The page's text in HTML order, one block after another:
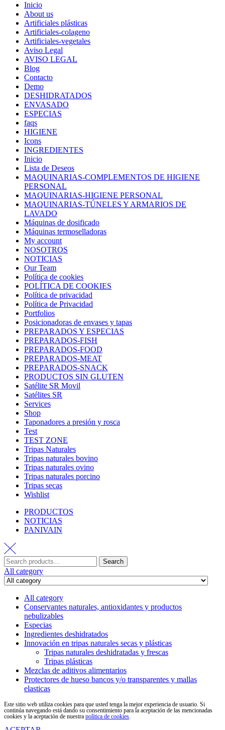
Inicio
About us
Artificiales plásticas
Artificiales-colageno
Artificiales-vegetales
Aviso Legal
AVISO LEGAL
Blog
Contacto
Demo
DESHIDRATADOS
ENVASADO
ESPECIAS
faqs
HIGIENE
Icons
INGREDIENTES
Inicio
Lista de Deseos
MAQUINARIAS-COMPLEMENTOS DE HIGIENE
PERSONAL
MAQUINARIAS-HIGIENE PERSONAL
MAQUINARIAS-TÚNELES Y ARMARIOS DE
LAVADO
Máquinas de dosificado
Máquinas termoselladoras
My account
NOSOTROS
NOTICIAS
Our Team
Política de cookies
POLÍTICA DE COOKIES
Política de privacidad
Política de Privacidad
Portfolios
Posicionadoras de envases y tapas
PREPARADOS Y ESPECIAS
PREPARADOS-FISH
PREPARADOS-FOOD
PREPARADOS-MEAT
PREPARADOS-SNACK
PRODUCTOS SIN GLUTEN
Satélite SR Movil
Satélites SR
Services
Shop
Taponadores a presión y rosca
Test
TEST ZONE
Tripas Naturales
Tripas naturales bovino
Tripas naturales ovino
Tripas naturales porcino
Tripas secas
Wishlist
PRODUCTOS
NOTICIAS
PANIVAIN
Search
All category
All category
Conservantes naturales, antioxidantes y productos
nebulizables
Especias
Ingredientes deshidratados
Innovación en tripas naturales secas y plásticas
Tripas naturales deshidratadas y frescas
Tripas plásticas
Mezclas de aditivos alimentarios
Protectores de hueso bancos y/o transparentes y mallas
elasticas
Este sitio web utiliza cookies para que usted tenga la mejor experiencia de usuario. Si
continúa navegando está dando su consentimiento para la aceptación de las mencionadas
cookies y la aceptación de nuestra política de cookies.